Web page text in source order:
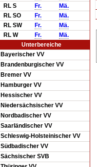
RL S
Fr.
Mä.
RL SO
Fr.
Mä.
RL SW
Fr.
Mä.
RL W
Fr.
Mä.
Unterbereiche
Bayerischer VV
Brandenburgischer VV
Bremer VV
Hamburger VV
Hessischer VV
Niedersächsischer VV
Nordbadischer VV
Saarländischer VV
Schleswig-Holsteinischer VV
Südbadischer VV
Sächsischer SVB